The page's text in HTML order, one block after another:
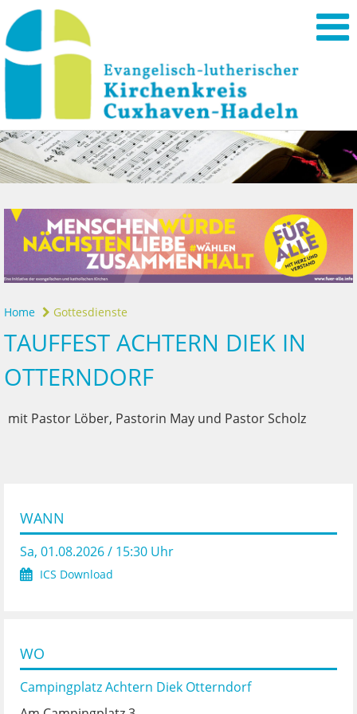
Home Gottesdienste
TAUFFEST ACHTERN DIEK IN
OTTERNDORF
mit Pastor Löber, Pastorin May und Pastor Scholz
WANN
Sa, 01.08.2026 / 15:30 Uhr
ICS Download
WO
Campingplatz Achtern Diek Otterndorf